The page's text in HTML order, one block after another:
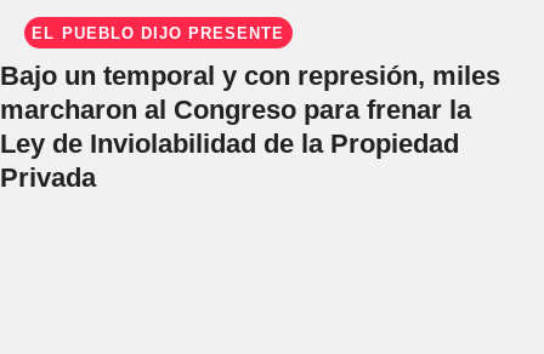
EL PUEBLO DIJO PRESENTE
Bajo un temporal y con represión, miles
marcharon al Congreso para frenar la
Ley de Inviolabilidad de la Propiedad
Privada